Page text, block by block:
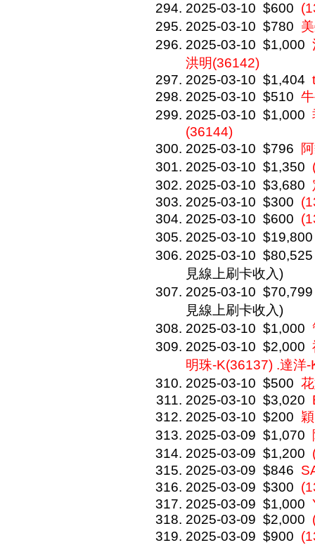
2025-03-10 $600
2025-03-10 $780
2025-03-10 $1,000
洪明(36142)
2025-03-10 $1,404
2025-03-10 $510
2025-03-10 $1,000
(36144)
2025-03-10 $796
2025-03-10 $1,350
2025-03-10 $3,680
2025-03-10 $300
2025-03-10 $600
2025-03-10 $19,800
2025-03-10 $80,525
見線上刷卡收入)
2025-03-10 $70,799
見線上刷卡收入)
2025-03-10 $1,000
2025-03-10 $2,000
明珠-K(36137) .達洋
2025-03-10 $500
2025-03-10 $3,020
2025-03-10 $200 穎
2025-03-09 $1,070
2025-03-09 $1,200
2025-03-09 $846
2025-03-09 $300
2025-03-09 $1,000
2025-03-09 $2,000
2025-03-09 $900